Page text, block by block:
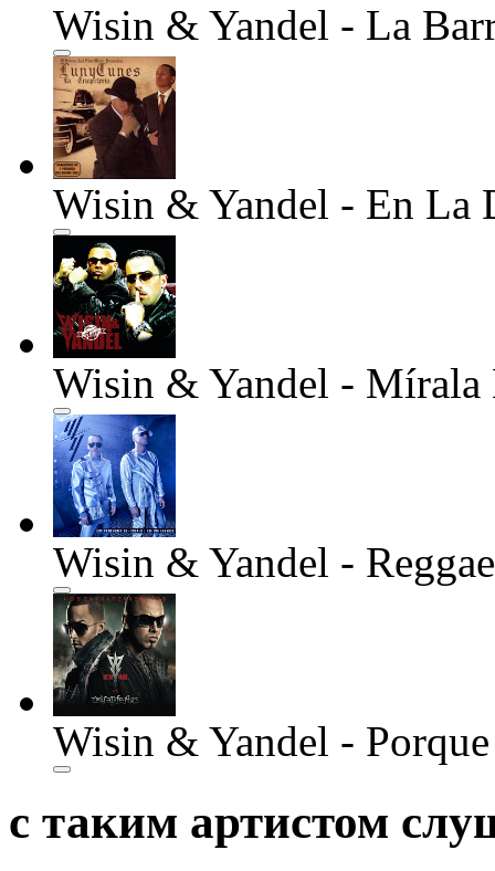
Wisin & Yandel - La
Wisin & Yandel - En La
Wisin & Yandel - Mírala
Wisin & Yandel -
Wisin & Yandel -
с таким артистом